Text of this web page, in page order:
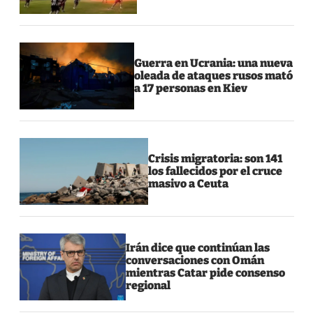
Guerra en Ucrania: una nueva
oleada de ataques rusos mató
a 17 personas en Kiev
Crisis migratoria: son 141
los fallecidos por el cruce
masivo a Ceuta
Irán dice que continúan las
conversaciones con Omán
mientras Catar pide consenso
regional